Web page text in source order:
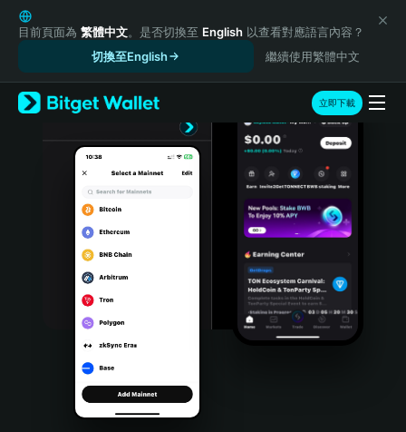
English
日本語
Русский
Español (Latinoamérica)
Türkçe
Português (Portugal)
Bahasa Indonesia
Português (Brasil)
Español (Argentina)
目前頁面為 繁體中文。是否切換至 English 以查看對應語言內容？
切換至English
繼續使用繁體中文
立即下載